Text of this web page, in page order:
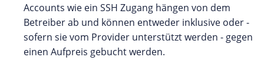
Accounts wie ein SSH Zugang hängen von dem
Betreiber ab und können entweder inklusive oder -
sofern sie vom Provider unterstützt werden - gegen
einen Aufpreis gebucht werden.